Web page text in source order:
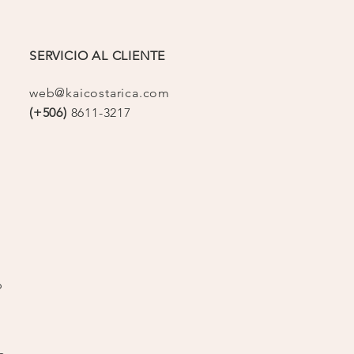
SERVICIO AL CLIENTE
web@kaicostarica.com
(+506) 8611-3217